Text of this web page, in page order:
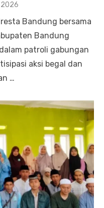
2026
Bandung bersama
Bandung
patroli gabungan
aksi begal dan
…